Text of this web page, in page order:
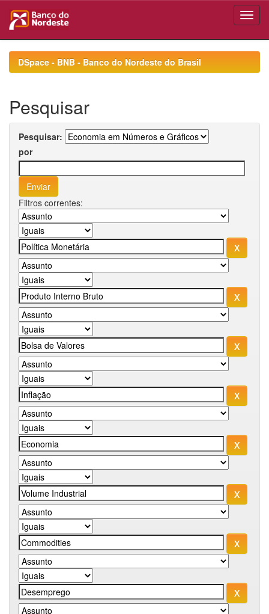
navigationDSpace - BNB - Banco do Nordeste do Brasil
Pesquisar
Pesquisar:
por
Filtros correntes: